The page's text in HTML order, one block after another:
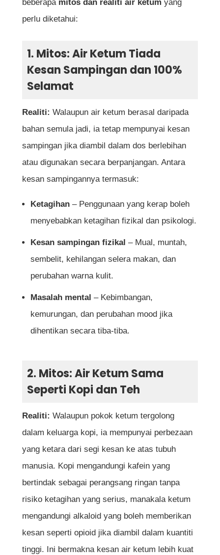
Adakah air ketum boleh menyebabkan
ketagihan?
Adakah air ketum sah di Malaysia?
Berapa lama kesan air ketum bertahan?
Adakah terdapat alternatif yang lebih
selamat selain air ketum untuk melegakan
Adakah air ketum boleh menyebabkan
Adakah air ketum boleh digunakan sebagai
minuman harian?
Rujukan
beberapa mitos dan realiti air ketum yang
perlu diketahui:
1. Mitos: Air Ketum Tiada
Kesan Sampingan dan 100%
Selamat
Realiti: Walaupun air ketum berasal daripada
bahan semula jadi, ia tetap mempunyai kesan
sampingan jika diambil dalam dos berlebihan
atau digunakan secara berpanjangan. Antara
kesan sampingannya termasuk:
Ketagihan– Penggunaan yang kerap boleh
menyebabkan ketagihan fizikal dan psikologi.
Kesan sampingan fizikal – Mual, muntah,
sembelit, kehilangan selera makan, dan
perubahan warna kulit.
Masalah mental – Kebimbangan,
kemurungan, dan perubahan mood jika
dihentikan secara tiba-tiba.
2. Mitos: Air Ketum Sama
Seperti Kopi dan Teh
Realiti: Walaupun pokok ketum tergolong
dalam keluarga kopi, ia mempunyai perbezaan
yang ketara dari segi kesan ke atas tubuh
manusia. Kopi mengandungi kafein yang
bertindak sebagai perangsang ringan tanpa
risiko ketagihan yang serius, manakala ketum
mengandungi alkaloid yang boleh memberikan
kesan seperti opioid jika diambil dalam kuantiti
tinggi. Ini bermakna kesan air ketum lebih kuat